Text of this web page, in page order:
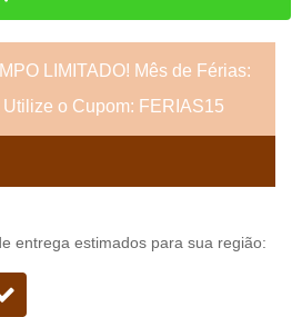
LIMITADO! Mês de Férias:
o Cupom: FERIAS15
entrega estimados para sua região: